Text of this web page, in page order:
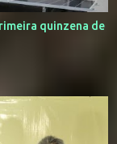
quinzena de